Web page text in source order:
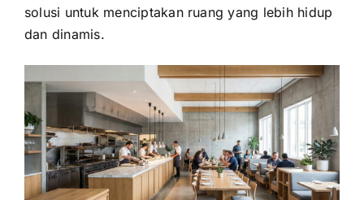
solusi untuk menciptakan ruang yang lebih hidup
dan dinamis.